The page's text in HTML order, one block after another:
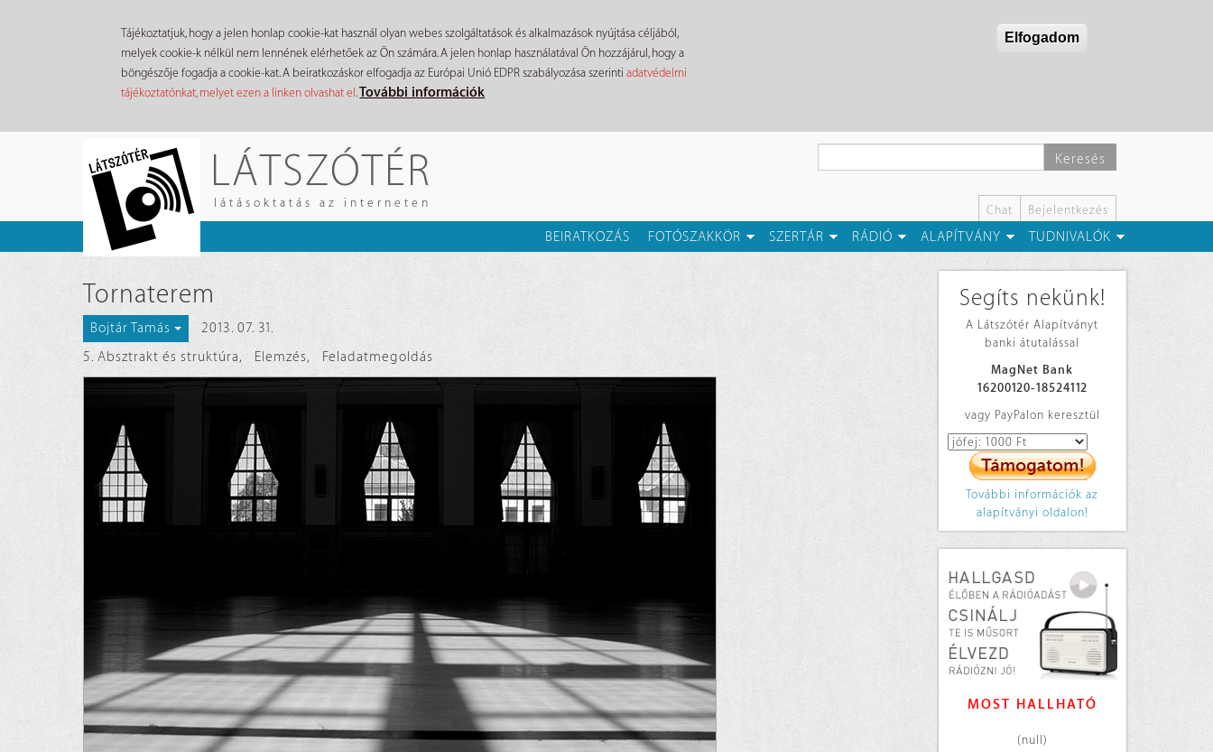
Tájékoztatjuk, hogy a jelen honlap cookie-kat használ olyan webes szolgáltatások és alkalmazások nyújtása céljából,
melyek cookie-k nélkül nem lennének elérhetőek az Ön számára. A jelen honlap használatával Ön hozzájárul, hogy a
böngészője fogadja a cookie-kat. A beiratkozáskor elfogadja az Európai Unió EDPR szabályozása szerintiadatvédelmi
tájékoztatónkat, melyet ezen a linken olvashat el.További információk
Elfogadom
LÁTSZÓTÉR
látásoktatás az interneten
Keresés
Chat Bejelentkezés
BEIRATKOZÁS FOTÓSZAKKÖR SZERTÁR RÁDIÓ ALAPÍTVÁNY TUDNIVALÓK
Tornaterem
Bojtár Tamás
2013. 07. 31.
5. Absztrakt és struktúra, Elemzés, Feladatmegoldás
Segíts nekünk!
A Látszótér Alapítványt
banki átutalással
MagNet Bank
16200120-18524112
vagy PayPalon keresztül
További információk az
alapítványi oldalon!
MOST HALLHATÓ
(null)